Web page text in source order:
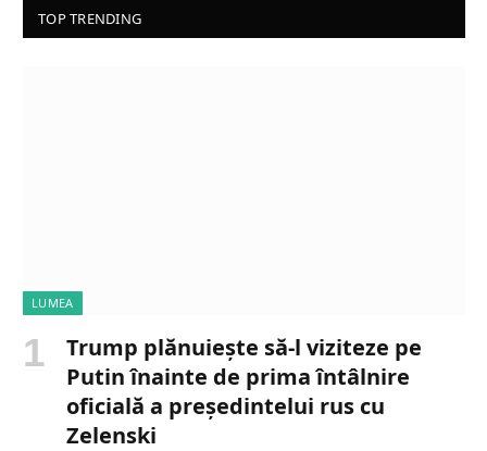
TOP TRENDING
LUMEA
Trump plănuiește să-l viziteze pe
Putin înainte de prima întâlnire
oficială a președintelui rus cu
Zelenski